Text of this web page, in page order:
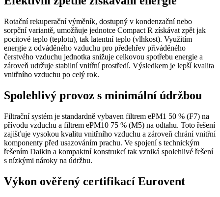
Rotační rekuperační výměník, dostupný v kondenzační nebo
sorpční variantě, umožňuje jednotce Compact R získávat zpět jak
pocitové teplo (teplotu), tak latentní teplo (vlhkost). Využitím
energie z odváděného vzduchu pro předehřev přiváděného
čerstvého vzduchu jednotka snižuje celkovou spotřebu energie a
zároveň udržuje stabilní vnitřní prostředí. Výsledkem je lepší kvalita
vnitřního vzduchu po celý rok.
Spolehlivý provoz s minimální údržbou
Filtrační systém je standardně vybaven filtrem ePM1 50 % (F7) na
přívodu vzduchu a filtrem ePM10 75 % (M5) na odtahu. Toto řešení
zajišťuje vysokou kvalitu vnitřního vzduchu a zároveň chrání vnitřní
komponenty před usazováním prachu. Ve spojení s technickým
řešením Daikin a kompaktní konstrukcí tak vzniká spolehlivé řešení
s nízkými nároky na údržbu.
Výkon ověřený certifikací Eurovent